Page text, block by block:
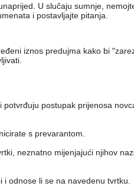
U slučaju sumnje,
i postavljajte pitanja.
iznos predujma kako bi
postupak prijenosa
s prevarantom.
neznatno mijenjajući njihov
odnose li se na navedenu tvrtku.